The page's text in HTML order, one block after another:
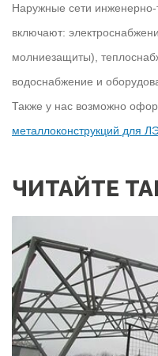
Наружные сети инженерно-
включают:
молниезащиты),
водоснабжение и
Также у нас возможно
металлоконструкций для
ЧИТАЙТЕ